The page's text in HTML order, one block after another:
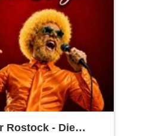
Rostock - Die